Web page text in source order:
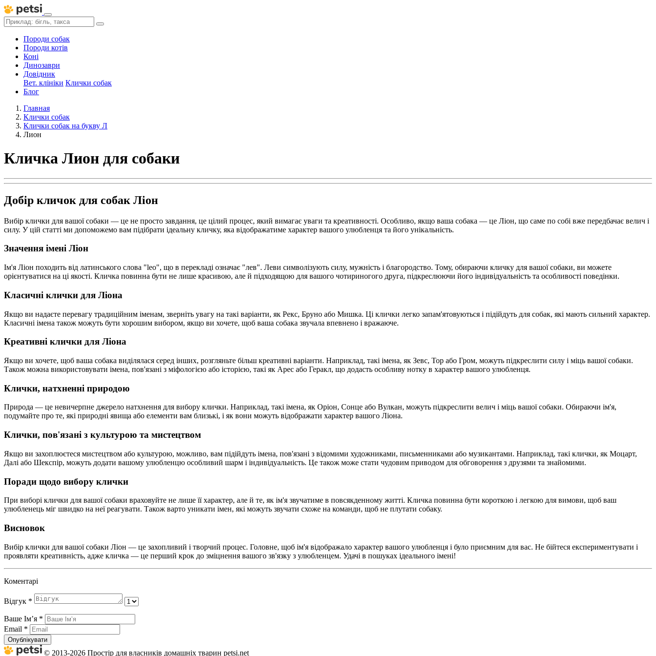
Породи собак
Породи котів
Коні
Динозаври
Довідник
Вет. клініки Клички собак
Блог
Главная
Клички собак
Клички собак на букву Л
Лион
Кличка Лион для собаки
Добір кличок для собак Ліон
Вибір клички для вашої собаки — це не просто завдання, це цілий процес, який вимагає уваги та креативності. Особливо, якщо ваша собака — це Ліон, що саме по собі вже передбачає велич і
силу. У цій статті ми допоможемо вам підібрати ідеальну кличку, яка відображатиме характер вашого улюбленця та його унікальність.
Значення імені Ліон
Ім'я Ліон походить від латинського слова "leo", що в перекладі означає "лев". Леви символізують силу, мужність і благородство. Тому, обираючи кличку для вашої собаки, ви можете
орієнтуватися на ці якості. Кличка повинна бути не лише красивою, але й підходящою для вашого чотириногого друга, підкреслюючи його індивідуальність та особливості поведінки.
Класичні клички для Ліона
Якщо ви надаєте перевагу традиційним іменам, зверніть увагу на такі варіанти, як Рекс, Бруно або Мишка. Ці клички легко запам'ятовуються і підійдуть для собак, які мають сильний характер.
Класичні імена також можуть бути хорошим вибором, якщо ви хочете, щоб ваша собака звучала впевнено і вражаюче.
Креативні клички для Ліона
Якщо ви хочете, щоб ваша собака виділялася серед інших, розгляньте більш креативні варіанти. Наприклад, такі імена, як Зевс, Тор або Гром, можуть підкреслити силу і міць вашої собаки.
Також можна використовувати імена, пов'язані з міфологією або історією, такі як Арес або Геракл, що додасть особливу нотку в характер вашого улюбленця.
Клички, натхненні природою
Природа — це невичерпне джерело натхнення для вибору клички. Наприклад, такі імена, як Оріон, Сонце або Вулкан, можуть підкреслити велич і міць вашої собаки. Обираючи ім'я,
подумайте про те, які природні явища або елементи вам близькі, і як вони можуть відображати характер вашого Ліона.
Клички, пов'язані з культурою та мистецтвом
Якщо ви захоплюєтеся мистецтвом або культурою, можливо, вам підійдуть імена, пов'язані з відомими художниками, письменниками або музикантами. Наприклад, такі клички, як Моцарт,
Далі або Шекспір, можуть додати вашому улюбленцю особливий шарм і індивідуальність. Це також може стати чудовим приводом для обговорення з друзями та знайомими.
Поради щодо вибору клички
При виборі клички для вашої собаки враховуйте не лише її характер, але й те, як ім'я звучатиме в повсякденному житті. Кличка повинна бути короткою і легкою для вимови, щоб ваш
улюбленець міг швидко на неї реагувати. Також варто уникати імен, які можуть звучати схоже на команди, щоб не плутати собаку.
Висновок
Вибір клички для вашої собаки Ліон — це захопливий і творчий процес. Головне, щоб ім'я відображало характер вашого улюбленця і було приємним для вас. Не бійтеся експериментувати і
проявляти креативність, адже кличка — це перший крок до зміцнення вашого зв'язку з улюбленцем. Удачі в пошуках ідеального імені!
Коментарі
Відгук *
Ваше Імʼя *
Email *
Опублікувати
© 2013-2026 Простір для власників домашніх тварин petsi.net